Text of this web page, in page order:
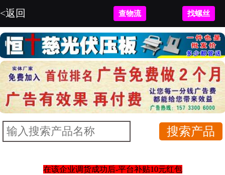
<返回 查物流 找螺丝
在该企业调货成功后-平台补贴10元红包